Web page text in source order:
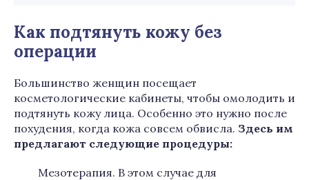
Как подтянуть кожу без
операции
Большинство женщин посещает
косметологические кабинеты, чтобы омолодить и
подтянуть кожу лица. Особенно это нужно после
похудения, когда кожа совсем обвисла. Здесь им
предлагают следующие процедуры:
Мезотерапия. В этом случае для